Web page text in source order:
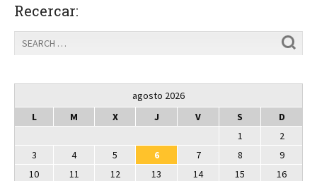
Recercar:
agosto 2026
L
M X J V S
D
1
2
3
4 5 6 7 8
9
10
11 12 13 14 15
16